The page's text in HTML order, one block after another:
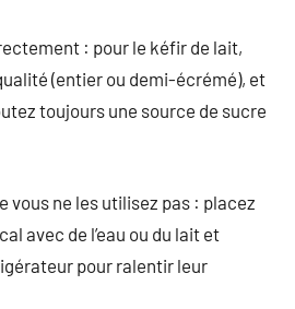
: pour le kéfir de lait,
(entier ou demi-écrémé), et
toujours une source de sucre
vous ne les utilisez pas : placez
avec de l’eau ou du lait et
pour ralentir leur